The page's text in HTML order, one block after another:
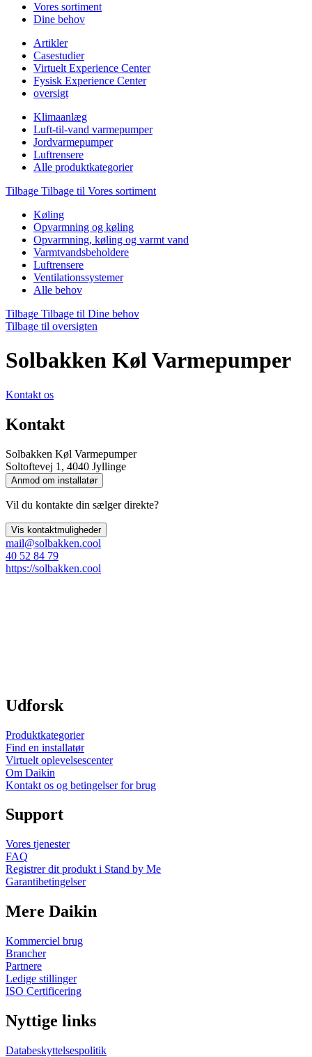
Vores sortiment
Dine behov
Artikler
Casestudier
Virtuelt Experience Center
Fysisk Experience Center
oversigt
Klimaanlæg
Luft-til-vand varmepumper
Jordvarmepumper
Luftrensere
Alle produktkategorier
Tilbage Tilbage til Vores sortiment
Køling
Opvarmning og køling
Opvarmning, køling og varmt vand
Varmtvandsbeholdere
Luftrensere
Ventilationssystemer
Alle behov
Tilbage Tilbage til Dine behov
Tilbage til oversigten
Solbakken Køl Varmepumper
Kontakt os
Kontakt
Solbakken Køl Varmepumper
Soltoftevej 1, 4040 Jyllinge
Anmod om installatør
Vil du kontakte din sælger direkte?
Vis kontaktmuligheder
mail@solbakken.cool
40 52 84 79
https://solbakken.cool
Udforsk
Produktkategorier
Find en installatør
Virtuelt oplevelsescenter
Om Daikin
Kontakt os og betingelser for brug
Support
Vores tjenester
FAQ
Registrer dit produkt i Stand by Me
Garantibetingelser
Mere Daikin
Kommerciel brug
Brancher
Partnere
Ledige stillinger
ISO Certificering
Nyttige links
Databeskyttelsespolitik